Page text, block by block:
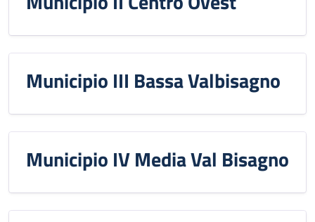
Municipio III Bassa Valbisagno
Municipio IV Media Val Bisagno